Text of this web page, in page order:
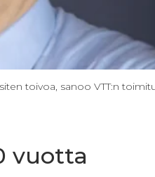
toivoa, sanoo VTT:n
vuotta